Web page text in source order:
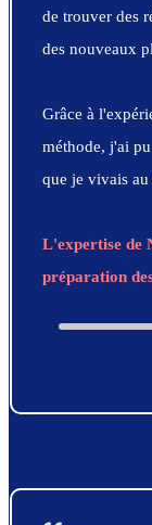
de trouver des
des nouveaux
Grâce à
méthode, j'ai
que je vivais au
L'expertise de
préparation